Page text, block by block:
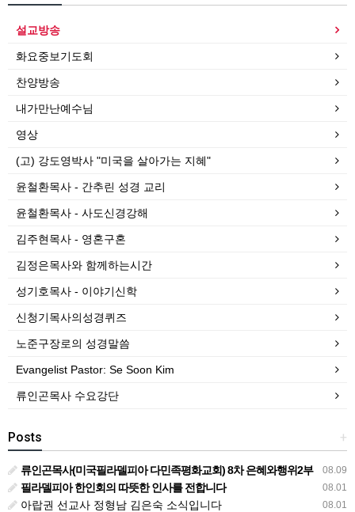
설교방송
화요중보기도회
찬양방송
내가만난예수님
영상
(고) 강도영박사 "미국을 살아가는 지혜"
윤철환목사 - 간추린 성경 교리
윤철환목사 - 사도신경강해
김주현목사 - 영혼구혼
김정은목사와 함께하는시간
성기호목사 - 이야기신학
신청기목사의성경퀴즈
노준구장로의 성경말씀
Evangelist Pastor: Se Soon Kim
류인곤목사 수요강단
+
Posts
08.09
류인곤목사(미국필라델피아 다민족평화교회) 8차 은혜와행위2부
08.01
필라델피아 한인회의 따뜻한 인사를 전합니다
08.01
아랍권 선교사 정형남 김은숙 소식입니다